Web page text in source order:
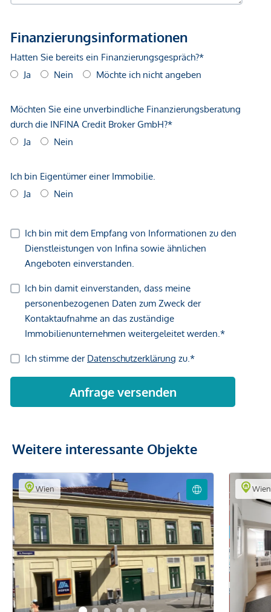
Weitere interessante Objekte
Wien Wien